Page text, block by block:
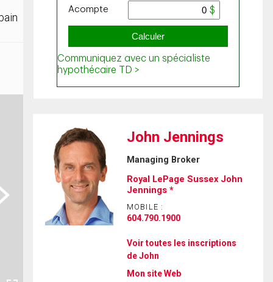
John Jennings
Managing Broker
Royal LePage Sussex John
Jennings *
MOBILE :
604.790.1900
Voir toutes les inscriptions
de John
Mon site Web